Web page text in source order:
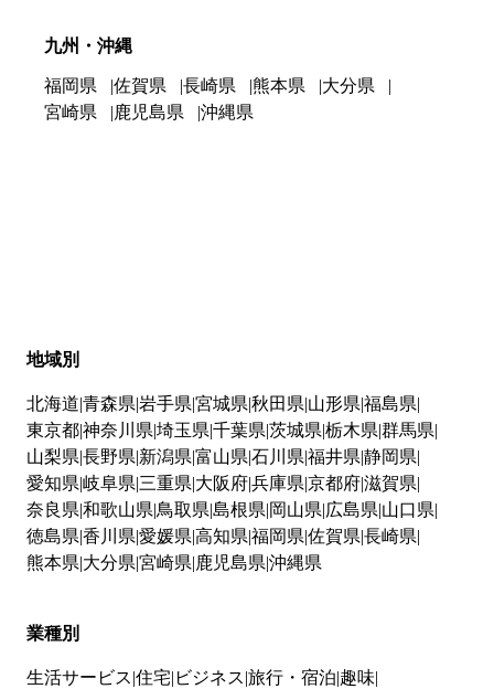
九州・沖縄
福岡県 佐賀県 長崎県 熊本県
大分県
宮崎県
鹿児島県 沖縄県
地域別
北海道 青森県 岩手県 宮城県 秋田県 山形県 福島県
東京都神奈川県 埼玉県 千葉県 茨城県 栃木県 群馬県
山梨県 長野県 新潟県 富山県 石川県 福井県 静岡県
愛知県 岐阜県 三重県 大阪府兵庫県 京都府滋賀県
奈良県 和歌山県 鳥取県 島根県 岡山県 広島県 山口県
徳島県 香川県 愛媛県 高知県 福岡県 佐賀県 長崎県
熊本県 大分県 宮崎県 鹿児島県 沖縄県
業種別
生活サービス 住宅 ビジネス 旅行・宿泊 趣味